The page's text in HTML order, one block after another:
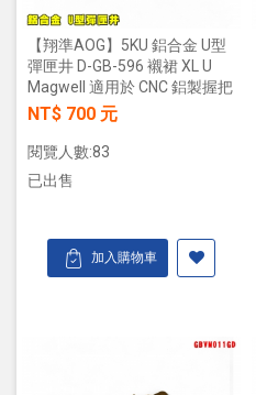
【翔準AOG】5KU 鋁合金 U型
彈匣井 D-GB-596 襯裙 XL U
Magwell 適用於 CNC 鋁製握把
NT$ 700 元
閱覽人數:83
已出售
加入購物車